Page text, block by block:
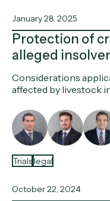
January 28, 2025
Protection of
alleged
Considerations
affected by livestock
Trials legal
October 22, 2024